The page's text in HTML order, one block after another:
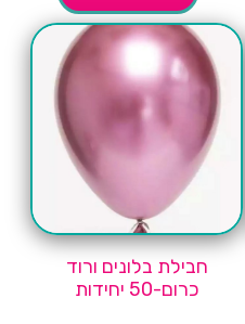
חבילת בלונים ורוד
כרום-50 יחידות